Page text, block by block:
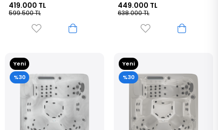
419.000 TL
599.500 TL
449.000 TL
638.000 TL
Yeni
Ürün
%30
Yeni
Ürün
%30